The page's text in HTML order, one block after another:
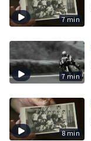
7 min
7 min
8 min